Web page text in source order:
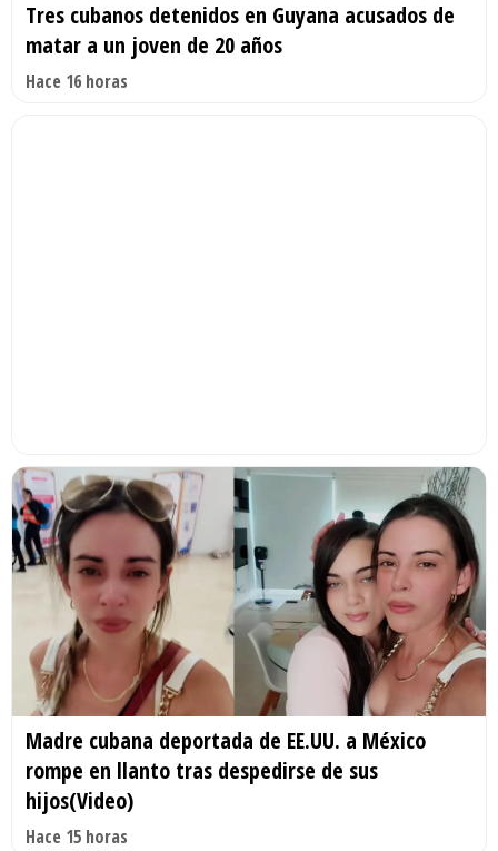
Tres cubanos detenidos en Guyana acusados de
matar a un joven de 20 años
Hace 16 horas
Madre cubana deportada de EE.UU. a México
rompe en llanto tras despedirse de sus
hijos(Video)
Hace 15 horas